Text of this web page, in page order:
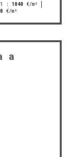
: 1040 €/m²
€/m²
a